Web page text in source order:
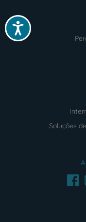
Acessibilidade
Soluções